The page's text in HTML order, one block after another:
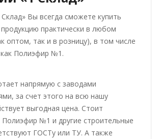
Вы всегда сможете купить
практически в любом
оптом, так и в розницу), в том числе
Полиэфир №1.
напрямую с заводами
за счет этого на всю нашу
выгодная цена. Стоит
№1 и другие строительные
ГОСТу или ТУ. А также